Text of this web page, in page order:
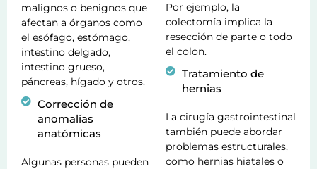
malignos o benignos que
afectan a órganos como
el esófago, estómago,
intestino delgado,
intestino grueso,
páncreas, hígado y otros.
Corrección de
anomalías
anatómicas
Algunas personas pueden
Por ejemplo, la
colectomía implica la
resección de parte o todo
el colon.
Tratamiento de
hernias
La cirugía gastrointestinal
también puede abordar
problemas estructurales,
como hernias hiatales o